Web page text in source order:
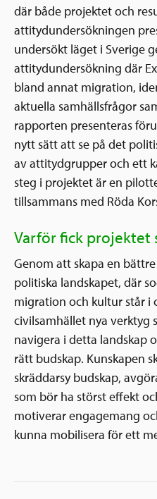
där både projektet och
attitydundersökningen
undersökt läget i Sverige
attitydundersökning där
bland annat migration,
aktuella samhällsfrågor
rapporten presenteras
nytt sätt att se på det
av attitydgrupper och ett
steg i projektet är en
tillsammans med Röda
Varför fick projektet
Genom att skapa en
politiska landskapet, där
migration och kultur står i
civilsamhället nya verktyg
navigera i detta landskap
rätt budskap. Kunskapen
skräddarsy budskap,
som bör ha störst effekt
motiverar engagemang
kunna mobilisera för ett